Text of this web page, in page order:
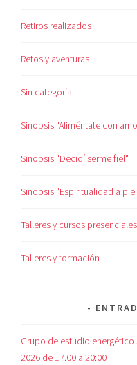
Retiros realizados
Retos y aventuras
Sin categoría
Sinopsis "Aliméntate con
Sinopsis "Decidí serme fiel"
Sinopsis "Espiritualidad a
Talleres y cursos
Talleres y formación
Grupo de estudio energético
2026 de 17.00 a 20:00